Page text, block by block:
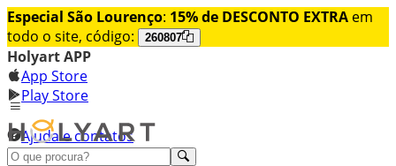
Especial São Lourenço: 15% de DESCONTO EXTRA em
todo o site, código:
260807
Holyart APP
App Store
Play Store
Ajuda e contatos
Conheça premium